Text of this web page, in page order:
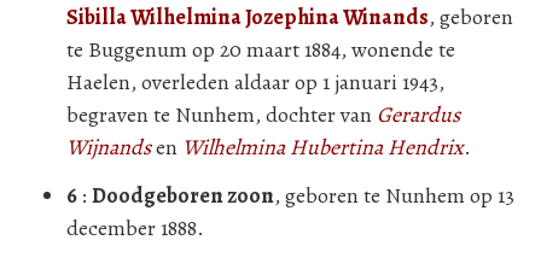
Sibilla Wilhelmina Jozephina Winands, geboren
te Buggenum op 20 maart 1884, wonende te
Haelen, overleden aldaar op 1 januari 1943,
begraven te Nunhem, dochter van Gerardus
Wijnandsen Wilhelmina Hubertina Hendrix.
6 : Doodgeboren zoon, geboren te Nunhem op 13
december 1888.